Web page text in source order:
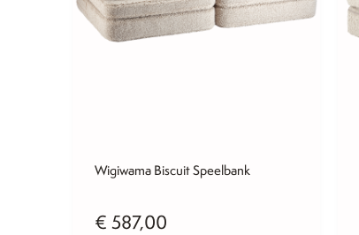
Wigiwama Biscuit Speelbank
€ 587,00